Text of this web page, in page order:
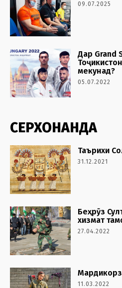
09.07.2025
Дар Grand
мекунад?
05.07.2022
СЕРХОНАНДА
Таърихи
31.12.2021
Беҳрӯз
хизмат
27.04.2022
11.03.2022